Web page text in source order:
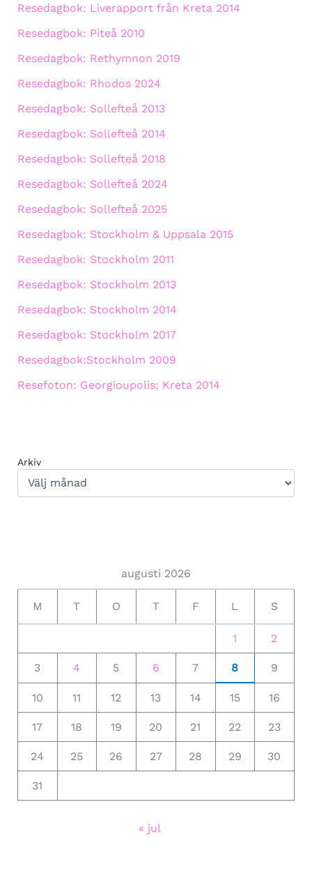
Resedagbok: Liverapport från Kreta 2014
Resedagbok: Piteå 2010
Resedagbok: Rethymnon 2019
Resedagbok: Rhodos 2024
Resedagbok: Sollefteå 2013
Resedagbok: Sollefteå 2014
Resedagbok: Sollefteå 2018
Resedagbok: Sollefteå 2024
Resedagbok: Sollefteå 2025
Resedagbok: Stockholm & Uppsala 2015
Resedagbok: Stockholm 2011
Resedagbok: Stockholm 2013
Resedagbok: Stockholm 2014
Resedagbok: Stockholm 2017
Resedagbok:Stockholm 2009
Resefoton: Georgioupolis; Kreta 2014
Arkiv
augusti 2026
M T O T F L S
1 2
3 4 5 6 7 8 9
10 11 12 13 14 15 16
17 18 19 20 21 22 23
24 25 26 27 28 29 30
31
« jul